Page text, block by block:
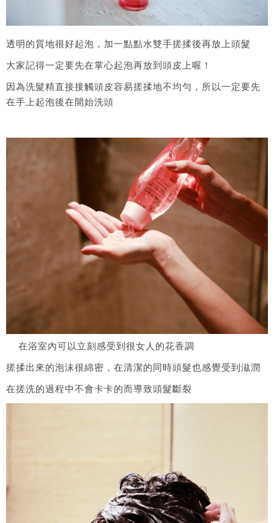
透明的質地很好起泡，加一點點水雙手搓揉後再放上頭髮
大家記得一定要先在掌心起泡再放到頭皮上喔！
因為洗髮精直接接觸頭皮容易搓揉地不均勻，所以一定要先
在手上起泡後在開始洗頭
在浴室內可以立刻感受到很女人的花香調
搓揉出來的泡沫很綿密，在清潔的同時頭髮也感覺受到滋潤
在搓洗的過程中不會卡卡的而導致頭髮斷裂